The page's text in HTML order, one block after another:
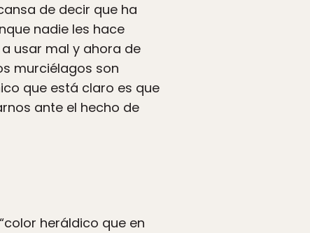
de decir que ha
nadie les hace
usar mal y ahora de
murciélagos son
que está claro es que
ante el hecho de
heráldico que en